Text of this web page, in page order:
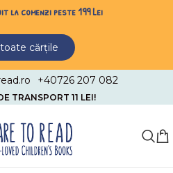
comenzi peste 199 Lei
cărțile
+40726 207 082
TRANSPORT 11 LEI!